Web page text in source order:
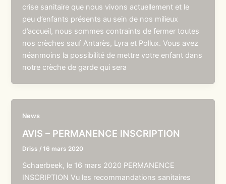
crise sanitaire que nous vivons actuellement et le
peu d’enfants présents au sein de nos milieux
d’accueil, nous sommes contraints de fermer toutes
nos crèches sauf Antarès, Lyra et Pollux. Vous avez
néanmoins la possibilité de mettre votre enfant dans
notre crèche de garde qui sera
News
AVIS – PERMANENCE INSCRIPTION
Driss /16 mars 2020
Schaerbeek, le 16 mars 2020 PERMANENCE
INSCRIPTION Vu les recommandations sanitaires